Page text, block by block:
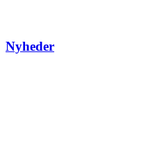
Nyheder